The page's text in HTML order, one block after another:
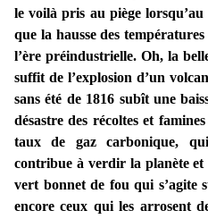
le voilà pris au piège
que la hausse des
l’ère préindustrielle. Oh, la
suffit de l’explosion d’un
sans été de 1816 subît une
désastre des récoltes et
taux de gaz carbonique,
contribue à verdir la planète
vert bonnet de fou qui s’agite
encore ceux qui les arrosent